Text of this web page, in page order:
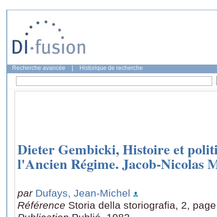
Recherche avancée Historique de recherche
Dieter Gembicki, Histoire et
l'Ancien Régime. Jacob-Nicolas
par Dufays, Jean-Michel
Référence Storia della storiografia, 2,